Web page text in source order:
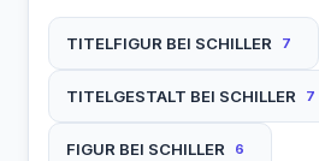
TITELFIGUR BEI SCHILLER 7
TITELGESTALT BEI SCHILLER 7
FIGUR BEI SCHILLER 6